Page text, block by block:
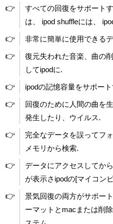
👉
すべての回復をサポート
は、 ipod shuffleには、
👉 非常に簡単に使用できる
👉
復元失われた音楽、曲の
してipodに.
👉 ipodの記憶容量をサポー
👉
回復のために人間の曲を
発生したり、ウイルス.
👉
完全なデータを誤ってフ
メモリから検索.
👉
データにアクセスしてか
が表示さipodの[マイコン
👉
景気回復の両方がサポー
ーマットとmacまたは削